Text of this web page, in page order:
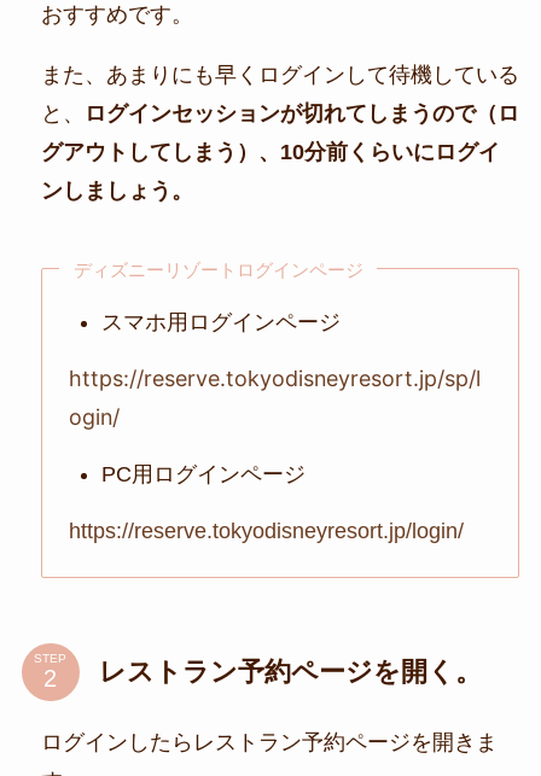
おすすめです。
また、あまりにも早くログインして待機している
と、
ログインセッションが切れてしまうので（ロ
グアウトしてしまう）、10分前くらいにログイ
ンしましょう。
ディズニーリゾートログインページ
スマホ用ログインページ
https://reserve.tokyodisneyresort.jp/sp/l
ogin/
PC用ログインページ
https://reserve.tokyodisneyresort.jp/login/
STEP レストラン予約ページを開く。
ログインしたらレストラン予約ページを開きま